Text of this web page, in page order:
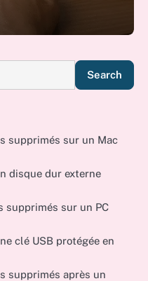
Search
supprimés sur un Mac
disque dur externe
supprimés sur un PC
clé USB protégée en
supprimés après un